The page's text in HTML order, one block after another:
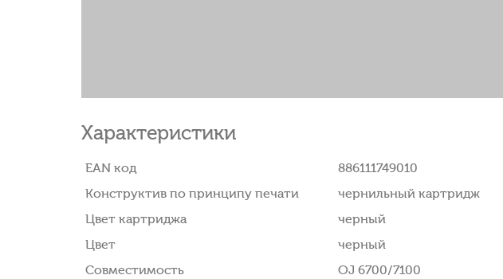
Характеристики
EAN код
886111749010
Конструктив по принципу печати
чернильный картридж
Цвет картриджа
черный
Цвет
черный
Совместимость
OJ 6700/7100